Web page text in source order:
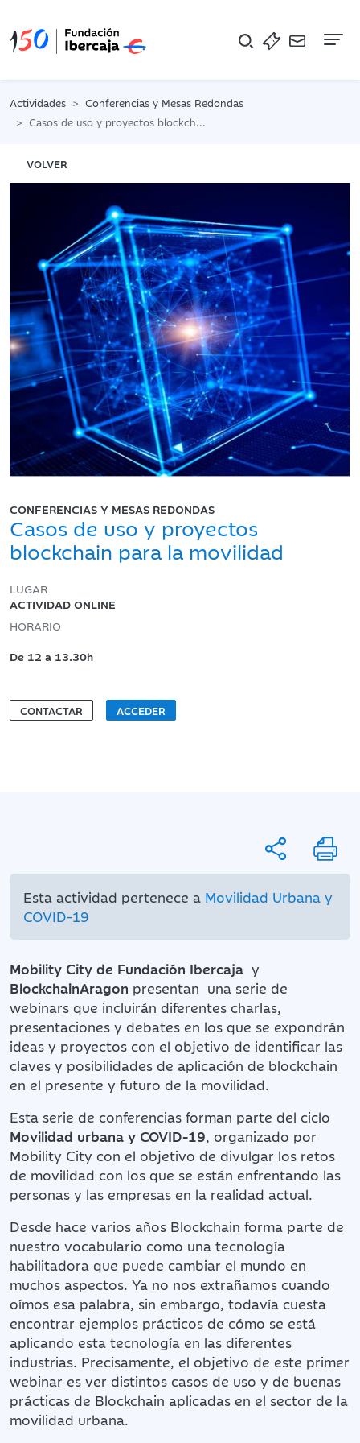
Actividades
Conferencias y Mesas Redondas
Casos de uso y proyectos blockchain para la movilidad
VOLVER
CONFERENCIAS Y MESAS REDONDAS
Casos de uso y proyectos
blockchain para la movilidad
LUGAR
ACTIVIDAD ONLINE
HORARIO
De 12 a 13.30h
CONTACTAR ACCEDER
Esta actividad pertenece a Movilidad Urbana y
COVID-19
Mobility City de Fundación Ibercaja y
BlockchainAragon presentan una serie de
webinars que incluirán diferentes charlas,
presentaciones y debates en los que se expondrán
ideas y proyectos con el objetivo de identificar las
claves y posibilidades de aplicación de blockchain
en el presente y futuro de la movilidad.
Esta serie de conferencias forman parte del ciclo
Movilidad urbana y COVID-19, organizado por
Mobility City con el objetivo de divulgar los retos
de movilidad con los que se están enfrentando las
personas y las empresas en la realidad actual.
Desde hace varios años Blockchain forma parte de
nuestro vocabulario como una tecnología
habilitadora que puede cambiar el mundo en
muchos aspectos. Ya no nos extrañamos cuando
oímos esa palabra, sin embargo, todavía cuesta
encontrar ejemplos prácticos de cómo se está
aplicando esta tecnología en las diferentes
industrias. Precisamente, el objetivo de este primer
webinar es ver distintos casos de uso y de buenas
prácticas de Blockchain aplicadas en el sector de la
movilidad urbana.